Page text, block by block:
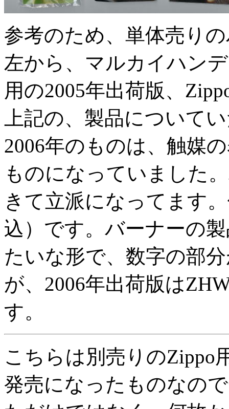
参考のため、単体売り
左から、マルカイハン
用の2005年出荷版、
上記の、製品について
2006年のものは、触媒
ものになっていました
きて立派になってます
込）です。バーナーの
たいな形で、数字の部
が、2006年出荷版は
す。
こちらは別売りのZippo
発売になったものなの